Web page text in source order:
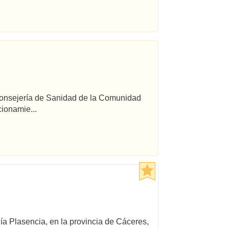
de Sanidad de la Comunidad
Plasencia, en la provincia de Cáceres,